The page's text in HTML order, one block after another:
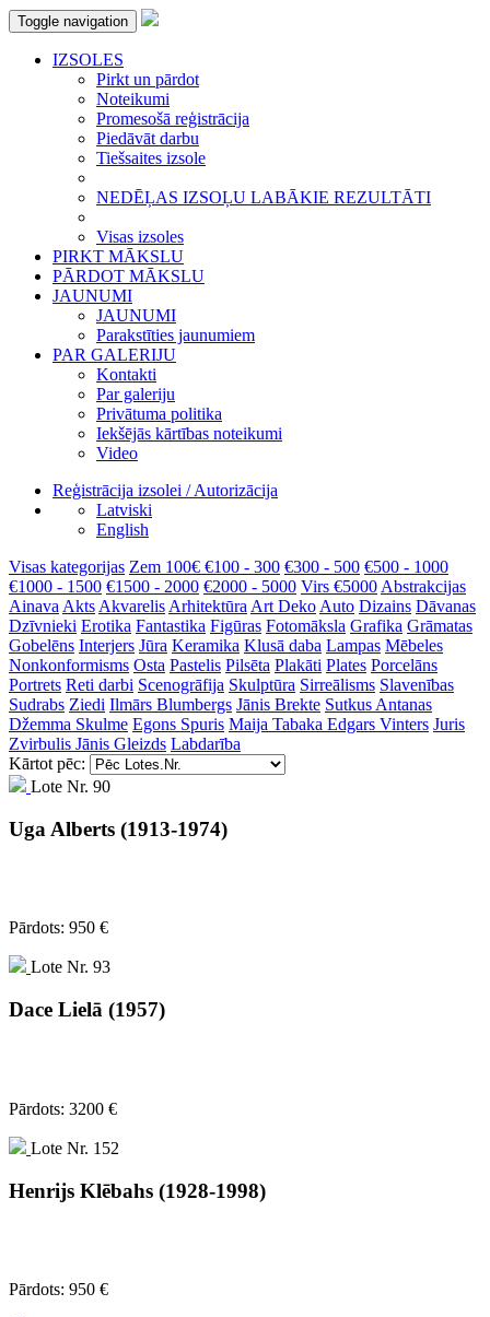
Toggle navigation
IZSOLES
Pirkt un pārdot
Noteikumi
Promesošā reģistrācija
Piedāvāt darbu
Tiešsaites izsole
NEDĒĻAS IZSOĻU LABĀKIE REZULTĀTI
Visas izsoles
PIRKT MĀKSLU
PĀRDOT MĀKSLU
JAUNUMI
JAUNUMI
Parakstīties jaunumiem
PAR GALERIJU
Kontakti
Par galeriju
Privātuma politika
Iekšējās kārtības noteikumi
Video
Reģistrācija izsolei / Autorizācija
Latviski
English
Visas kategorijas Zem 100€ €100 - 300 €300 - 500 €500 - 1000
€1000 - 1500 €1500 - 2000 €2000 - 5000 Virs €5000 Abstrakcijas
Ainava Akts Akvarelis Arhitektūra Art Deko Auto Dizains Dāvanas
Dzīvnieki Erotika Fantastika Figūras Fotomāksla Grafika Grāmatas
Gobelēns Interjers Jūra Keramika Klusā daba Lampas Mēbeles
Nonkonformisms Osta Pastelis Pilsēta Plakāti Plates Porcelāns
Portrets Reti darbi Scenogrāfija Skulptūra Sirreālisms Slavenības
Sudrabs Ziedi Ilmārs Blumbergs Jānis Brekte Sutkus Antanas
Džemma Skulme Egons Spuris Maija Tabaka Edgars Vinters Juris
Zvirbulis Jānis Gleizds Labdarība
Kārtot pēc:
Lote Nr. 90
Uga Alberts (1913-1974)
Pārdots: 950 €
Lote Nr. 93
Dace Lielā (1957)
Pārdots: 3200 €
Lote Nr. 152
Henrijs Klēbahs (1928-1998)
Pārdots: 950 €